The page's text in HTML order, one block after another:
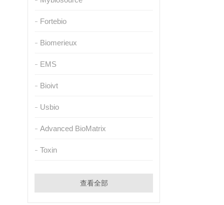
Fortebio
Biomerieux
EMS
Bioivt
Usbio
Advanced BioMatrix
Toxin
查看全部